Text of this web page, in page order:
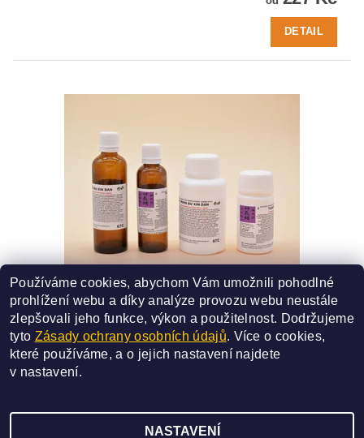
DETAIL
67C - TIAN WANG BU XIN DAN
SMĚS ČÍSLO - 67C
od227 Kč
Používáme cookies, abychom Vám umožnili pohodlné
prohlížení webu a díky analýze provozu webu neustále
zlepšovali jeho funkce, výkon a použitelnost. Dodržujeme
tyto Zásady ochrany osobních údajů. Více o cookies,
které používáme, a o jejich nastavení najdete
v nastavení.
NASTAVENÍ